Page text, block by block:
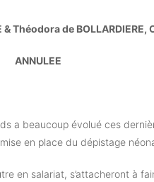
& Théodora de
ANNULEE
a beaucoup évolué ces
en place du dépistage
en salariat, s’attacheront à